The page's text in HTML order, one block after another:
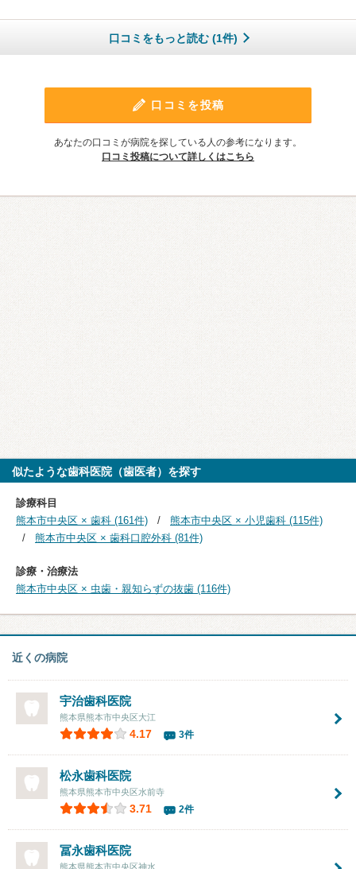
口コミをもっと読む (1件)
口コミを投稿
あなたの口コミが病院を探している人の参考になります。
口コミ投稿について詳しくはこちら
似たような歯科医院（歯医者）を探す
診療科目
熊本市中央区 × 歯科 (161件)
熊本市中央区 × 小児歯科 (115件)
熊本市中央区 × 歯科口腔外科 (81件)
診療・治療法
熊本市中央区 × 虫歯・親知らずの抜歯 (116件)
近くの病院
宇治歯科医院
熊本県熊本市中央区大江
4.17 3件
松永歯科医院
熊本県熊本市中央区水前寺
3.71 2件
冨永歯科医院
熊本県熊本市中央区神水